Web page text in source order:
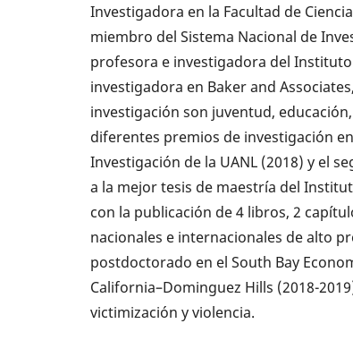
Investigadora en la Facultad de
miembro del Sistema Nacional de
profesora e investigadora del Instituto
investigadora en Baker and
investigación son juventud,
diferentes premios de investigación
Investigación de la UANL (2018) y el
a la mejor tesis de maestría del
con la publicación de 4 libros, 2
nacionales e internacionales de alto
postdoctorado en el South Bay
California–Dominguez Hills (2018-
victimización y violencia.